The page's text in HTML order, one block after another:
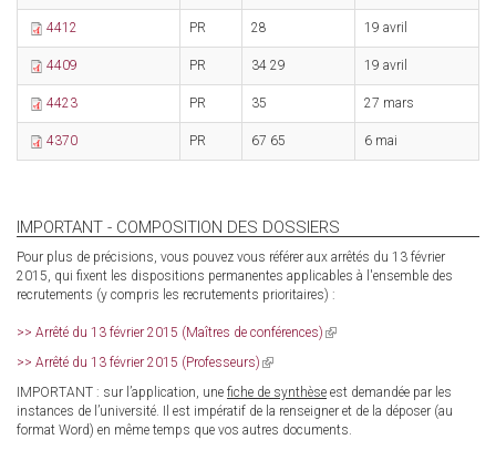
4412 PR 28 19 avril
4409 PR 34 29 19 avril
4423 PR 35 27 mars
4370 PR 67 65 6 mai
IMPORTANT - COMPOSITION DES DOSSIERS
Pour plus de précisions, vous pouvez vous référer aux arrêtés du 13 février
2015, qui fixent les dispositions permanentes applicables à l'ensemble des
recrutements (y compris les recrutements prioritaires) :
>> Arrêté du 13 février 2015 (Maîtres de conférences) (link
>> Arrêté du 13 février 2015 (Professeurs) (link
external)
IMPORTANT : sur l’application, une fiche de synthèse est demandée par les
instances de l’université. Il est impératif de la renseigner et de la déposer (au
format Word) en même temps que vos autres documents.